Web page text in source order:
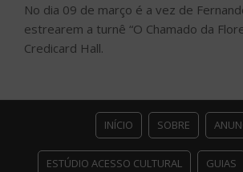
No dia 09 de março é a vez de
estrearem a turnê “O Chamado da
Credicard Hall.
INÍCIO SOBRE
ESTÚDIO ACESSO CULTURAL GUIAS